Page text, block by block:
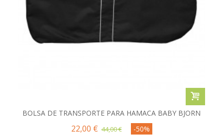
BOLSA DE TRANSPORTE PARA HAMACA BABY BJORN
22,00 € 44,00 € -50%